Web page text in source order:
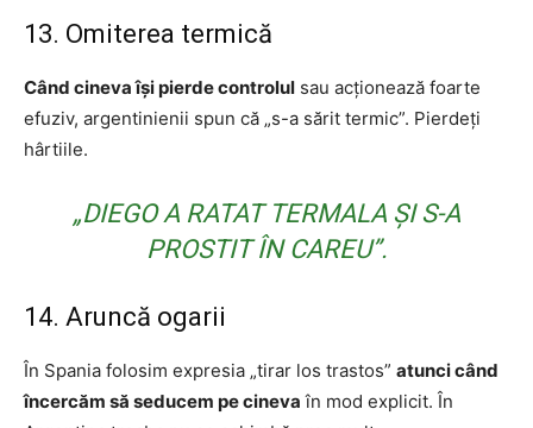
13. Omiterea termică
Când cineva își pierde controlul sau acționează foarte
efuziv, argentinienii spun că „s-a sărit termic”. Pierdeți
hârtiile.
„DIEGO A RATAT TERMALA ȘI S-A
PROSTIT ÎN CAREU”.
14. Aruncă ogarii
În Spania folosim expresia „tirar los trastos” atunci când
încercăm să seducem pe cineva în mod explicit. În